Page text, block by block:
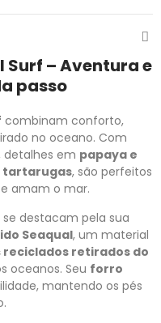
Surf – Aventura e
passo
combinam conforto,
no oceano. Com
detalhes em papaya e
tartarugas, são perfeitos
amam o mar.
se destacam pela sua
Seaqual, um material
reciclados retirados do
oceanos. Seu forro
mantendo os pés